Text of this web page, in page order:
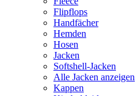
Flipflops
Handfächer
Hemden
Hosen
Jacken
Softshell-Jacken
Alle Jacken anzeigen
Kappen